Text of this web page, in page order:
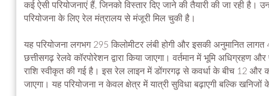
कई ऐसी परियोजनाएं हैं, जिनको विस्तार दिए जाने की तैयारी की जा रही है।
परियोजना के लिए रेल मंत्रालय से मंजूरी मिल चुकी है।
यह परियोजना लगभग 295 किलोमीटर लंबी होगी और इसकी अनुमानित
छत्तीसगढ़ रेलवे कॉरपोरेशन द्वारा किया जाएगा। वर्तमान में भूमि अधिग्रहण
राशि स्वीकृत की गई है। इस रेल लाइन में डोंगरगढ़ से कवर्धा के बीच 12 और
जाएगा। यह परियोजना न केवल क्षेत्र में यात्री सुविधा बढ़ाएगी बल्कि